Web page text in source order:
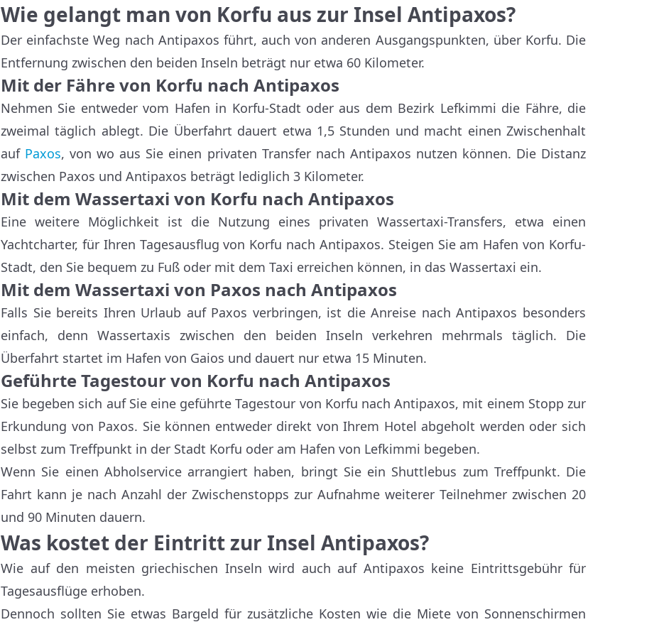
Wie gelangt man von Korfu aus zur Insel Antipaxos?
Der einfachste Weg nach Antipaxos führt, auch von anderen Ausgangspunkten, über Korfu. Die
Entfernung zwischen den beiden Inseln beträgt nur etwa 60 Kilometer.
Mit der Fähre von Korfu nach Antipaxos
Nehmen Sie entweder vom Hafen in Korfu-Stadt oder aus dem Bezirk Lefkimmi die Fähre, die
zweimal täglich ablegt. Die Überfahrt dauert etwa 1,5 Stunden und macht einen Zwischenhalt
auf Paxos, von wo aus Sie einen privaten Transfer nach Antipaxos nutzen können. Die Distanz
zwischen Paxos und Antipaxos beträgt lediglich 3 Kilometer.
Mit dem Wassertaxi von Korfu nach Antipaxos
Eine weitere Möglichkeit ist die Nutzung eines privaten Wassertaxi-Transfers, etwa einen
Yachtcharter, für Ihren Tagesausflug von Korfu nach Antipaxos. Steigen Sie am Hafen von Korfu-
Stadt, den Sie bequem zu Fuß oder mit dem Taxi erreichen können, in das Wassertaxi ein.
Mit dem Wassertaxi von Paxos nach Antipaxos
Falls Sie bereits Ihren Urlaub auf Paxos verbringen, ist die Anreise nach Antipaxos besonders
einfach, denn Wassertaxis zwischen den beiden Inseln verkehren mehrmals täglich. Die
Überfahrt startet im Hafen von Gaios und dauert nur etwa 15 Minuten.
Geführte Tagestour von Korfu nach Antipaxos
Sie begeben sich auf Sie eine geführte Tagestour von Korfu nach Antipaxos, mit einem Stopp zur
Erkundung von Paxos. Sie können entweder direkt von Ihrem Hotel abgeholt werden oder sich
selbst zum Treffpunkt in der Stadt Korfu oder am Hafen von Lefkimmi begeben.
Wenn Sie einen Abholservice arrangiert haben, bringt Sie ein Shuttlebus zum Treffpunkt. Die
Fahrt kann je nach Anzahl der Zwischenstopps zur Aufnahme weiterer Teilnehmer zwischen 20
und 90 Minuten dauern.
Was kostet der Eintritt zur Insel Antipaxos?
Wie auf den meisten griechischen Inseln wird auch auf Antipaxos keine Eintrittsgebühr für
Tagesausflüge erhoben.
Dennoch sollten Sie etwas Bargeld für zusätzliche Kosten wie die Miete von Sonnenschirmen